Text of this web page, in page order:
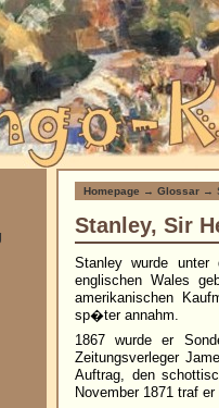
Homepage → Glossar →
Stanley, Sir
Stanley wurde unter
englischen Wales
amerikanischen
sp�ter annahm.
1867 wurde er
Zeitungsverleger
Auftrag, den
November 1871 traf